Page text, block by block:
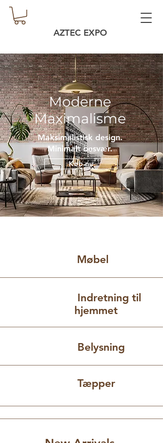
AZTEC EXPO
Moderne
Maximalisme
Maksimalistisk design.
Minimalt besvær.
Køb nu
Møbel
Indretning til
hjemmet
Belysning
Tæpper